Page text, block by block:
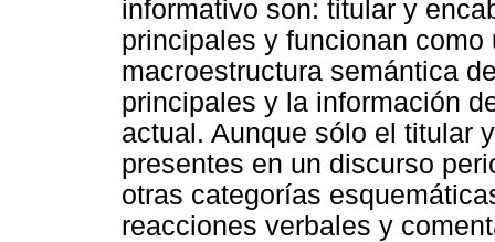
informativo son: titular y
principales y funcionan
macroestructura semántica
principales y la información
actual. Aunque sólo el titular
presentes en un discurso
otras categorías
reacciones verbales y